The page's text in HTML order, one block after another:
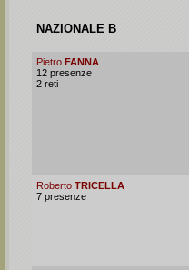
NAZIONALE B
Pietro FANNA
12 presenze
2 reti
Roberto TRICELLA
7 presenze